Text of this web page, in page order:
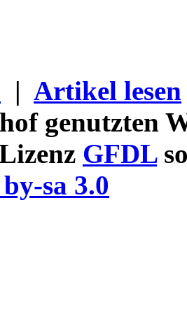
| Artikel lesen
genutzten
GFDL
sa 3.0